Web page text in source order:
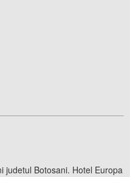
judetul Botosani. Hotel Europa